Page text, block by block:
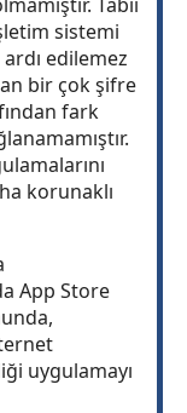
sistemi
edilemez
bir çok şifre
fark
korunaklı
App Store
uygulamayı